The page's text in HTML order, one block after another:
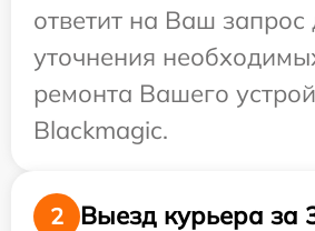
ответит на Ваш запрос
уточнения
ремонта Вашего
Blackmagic.
2 Выезд курьера за